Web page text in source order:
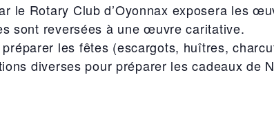
le Rotary Club d’Oyonnax exposera les
sont reversées à une œuvre caritative.
les fêtes (escargots, huîtres,
diverses pour préparer les cadeaux de